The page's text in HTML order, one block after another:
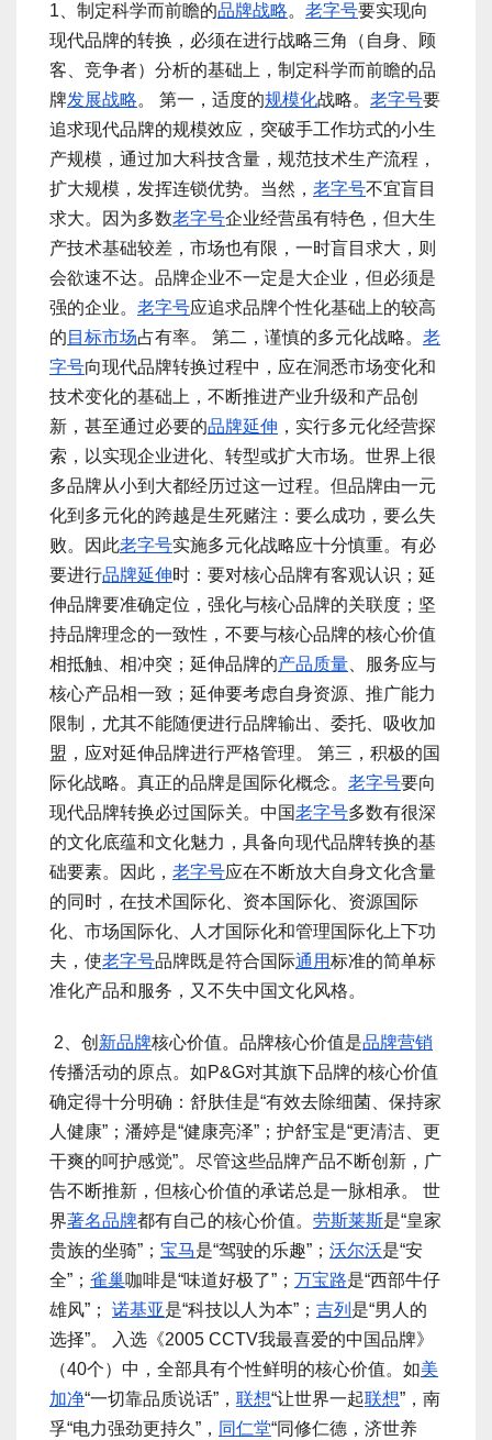
1、制定科学而前瞻的品牌战略。 老字号要实现向
现代品牌的转换，必须在进行战略三角（自身、顾
客、竞争者）分析的基础上，制定科学而前瞻的品
牌发展战略。 第一，适度的规模化战略。 老字号要
追求现代品牌的规模效应，突破手工作坊式的小生
产规模，通过加大科技含量，规范技术生产流程，
扩大规模，发挥连锁优势。当然， 老字号不宜盲目
求大。因为多数老字号企业经营虽有特色，但大生
产技术基础较差，市场也有限，一时盲目求大，则
会欲速不达。品牌企业不一定是大企业，但必须是
强的企业。 老字号应追求品牌个性化基础上的较高
的 目标市场占有率。 第二，谨慎的多元化战略。 老
字号向现代品牌转换过程中，应在洞悉市场变化和
技术变化的基础上，不断推进产业升级和产品创
新，甚至通过必要的品牌延伸 ，实行多元化经营探
索，以实现企业进化、转型或扩大市场。世界上很
多品牌从小到大都经历过这一过程。但品牌由一元
化到多元化的跨越是生死赌注：要么成功，要么失
败。因此老字号实施多元化战略应十分慎重。有必
要进行品牌延伸时：要对核心品牌有客观认识；延
伸品牌要准确定位，强化与核心品牌的关联度；坚
持品牌理念的一致性，不要与核心品牌的核心价值
相抵触、相冲突；延伸品牌的产品质量 、服务应与
核心产品相一致；延伸要考虑自身资源、推广能力
限制，尤其不能随便进行品牌输出、委托、吸收加
盟，应对延伸品牌进行严格管理。 第三，积极的国
际化战略。真正的品牌是国际化概念。 老字号要向
现代品牌转换必过国际关。中国老字号多数有很深
的文化底蕴和文化魅力，具备向现代品牌转换的基
础要素。因此， 老字号应在不断放大自身文化含量
的同时，在技术国际化、资本国际化、资源国际
化、市场国际化、人才国际化和管理国际化上下功
夫，使老字号品牌既是符合国际通用标准的简单标
准化产品和服务，又不失中国文化风格。
2、创 新品牌核心价值。品牌核心价值是品牌营销
传播活动的原点。如P&G对其旗下品牌的核心价值
确定得十分明确：舒肤佳是“有效去除细菌、保持家
人健康”；潘婷是“健康亮泽”；护舒宝是“更清洁、更
干爽的呵护感觉”。尽管这些品牌产品不断创新，广
告不断推新，但核心价值的承诺总是一脉相承。 世
界著名品牌都有自己的核心价值。 劳斯莱斯是“皇家
贵族的坐骑”； 宝马是“驾驶的乐趣”； 沃尔沃是“安
全”； 雀巢咖啡是“味道好极了”； 万宝路是“西部牛仔
雄风”； 诺基亚是“科技以人为本”； 吉列 是“男人的
选择”。 入选《2005 CCTV我最喜爱的中国品牌》
（40个）中，全部具有个性鲜明的核心价值。如美
加净“一切靠品质说话”， 联想“让世界一起联想”，南
孚“电力强劲更持久”， 同仁堂“同修仁德，济世养